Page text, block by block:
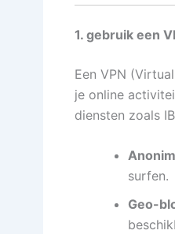
1. gebruik een
Een VPN
je online
diensten zoals
surfen.
Geo-